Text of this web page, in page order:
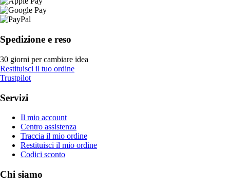
Spedizione e reso
30 giorni per cambiare idea
Restituisci il tuo ordine
Trustpilot
Servizi
Il mio account
Centro assistenza
Traccia il mio ordine
Restituisci il mio ordine
Codici sconto
Chi siamo